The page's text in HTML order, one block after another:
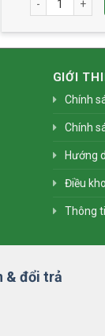
GIỚI
Chính
Chính
Hướng
Điều
Thông
& đổi trả